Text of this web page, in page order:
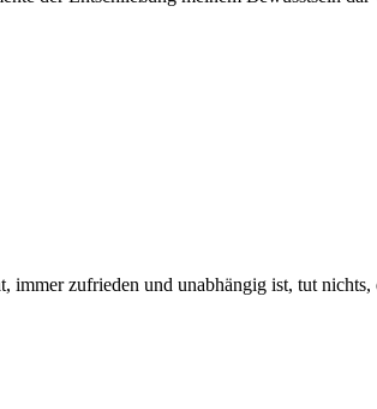
immer zufrieden und unabhängig ist, tut